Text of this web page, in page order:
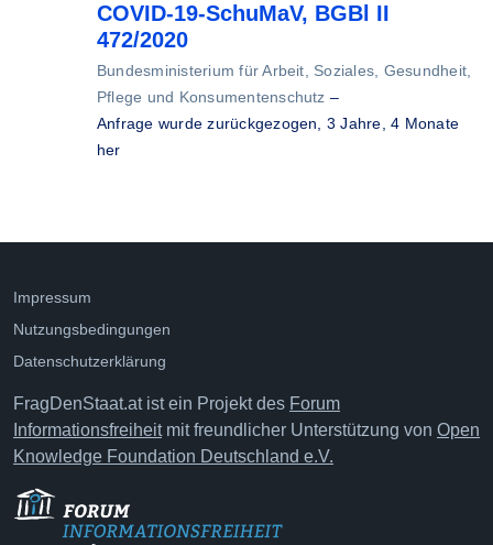
COVID-19-SchuMaV, BGBl II
472/2020
Bundesministerium für Arbeit, Soziales, Gesundheit,
Pflege und Konsumentenschutz –
Anfrage wurde zurückgezogen, 3 Jahre, 4 Monate
her
Impressum
Nutzungsbedingungen
Datenschutzerklärung
FragDenStaat.at ist ein Projekt des Forum
Informationsfreiheitmit freundlicher Unterstützung von Open
Knowledge Foundation Deutschland e.V.